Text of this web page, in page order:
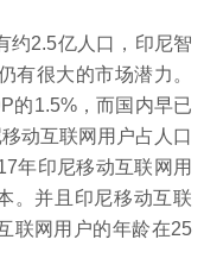
约2.5亿人口，印尼智
有很大的市场潜力。
的1.5%，而国内早已
动互联网用户占人口
年印尼移动互联网用
。并且印尼移动互联
联网用户的年龄在25